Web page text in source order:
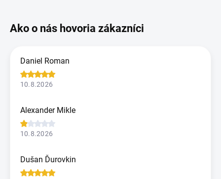
Daniel Roman
10.8.2026
Alexander Mikle
10.8.2026
Dušan Ďurovkin